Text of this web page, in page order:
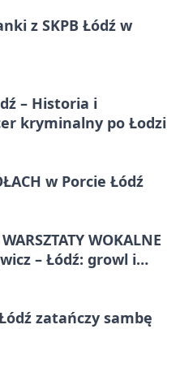
z SKPB Łódź w
– Historia i
kryminalny po Łodzi
w Porcie Łódź
WOKALNE
– Łódź: growl i
zatańczy sambę